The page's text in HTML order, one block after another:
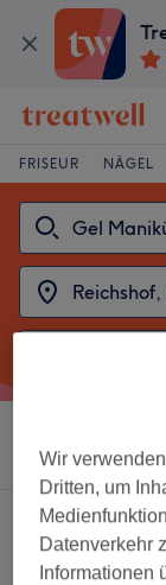
FRISEUR NÄGEL
2 Salons die anbieten:
gel maniküre in der
Wir
Dritten, um
Datenverkehr
Informationen